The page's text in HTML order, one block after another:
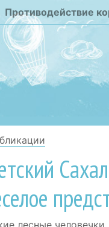
Противодействие
лесные